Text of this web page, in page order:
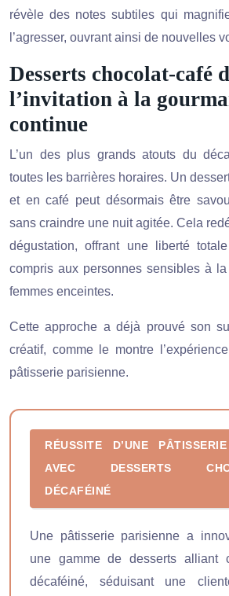
révèle des notes subtiles qui
l’agresser, ouvrant ainsi de nouvelles
Desserts chocolat-café
l’invitation à la
continue
L’un des plus grands atouts du
toutes les barrières horaires. Un
et en café peut désormais être
sans craindre une nuit agitée. Cela
dégustation, offrant une liberté
compris aux personnes sensibles à
femmes enceintes.
Cette approche a déjà prouvé son
créatif, comme le montre
pâtisserie parisienne.
RÉUSSITE D’UNE
AVEC DESSERTS
DÉCAFÉINÉ
Une pâtisserie parisienne a
une gamme de desserts alliant
décaféiné, séduisant une